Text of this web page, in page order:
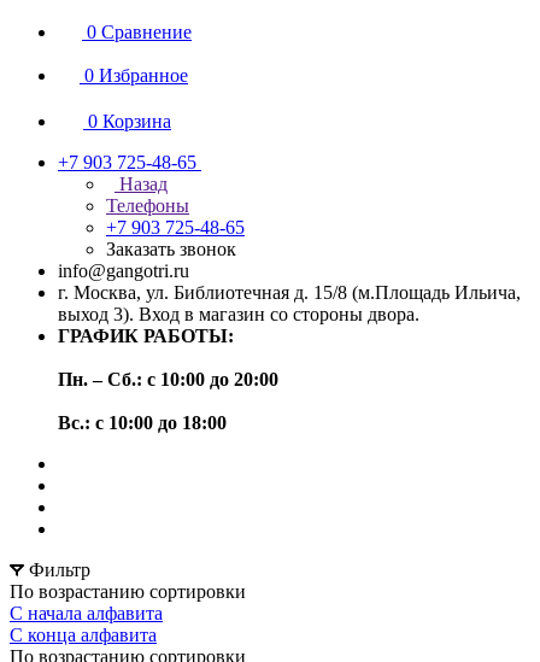
0 Сравнение
0 Избранное
0 Корзина
+7 903 725-48-65
Назад
Телефоны
+7 903 725-48-65
Заказать звонок
info@gangotri.ru
г. Москва, ул. Библиотечная д. 15/8 (м.Площадь Ильича,
выход 3). Вход в магазин со стороны двора.
ГРАФИК РАБОТЫ:
Пн. – Сб.: с 10:00 до 20:00
Вс.: с 10:00 до 18:00
Фильтр
По возрастанию сортировки
С начала алфавита
С конца алфавита
По возрастанию сортировки